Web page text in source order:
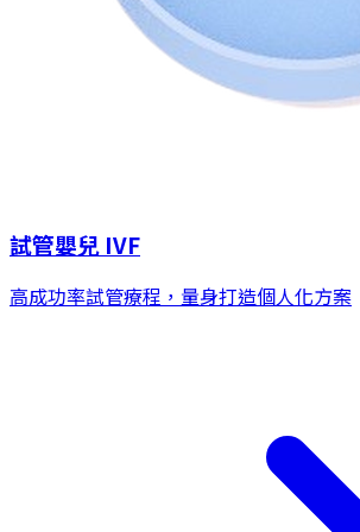
試管嬰兒 IVF
高成功率試管療程，量身打造個人化方案